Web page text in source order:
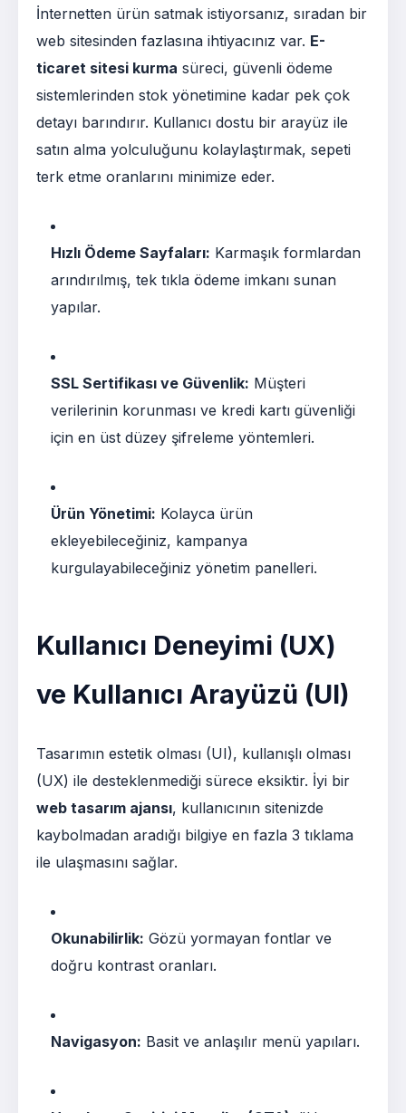
İnternetten ürün satmak istiyorsanız, sıradan bir
web sitesinden fazlasına ihtiyacınız var. E-
ticaret sitesi kurma süreci, güvenli ödeme
sistemlerinden stok yönetimine kadar pek çok
detayı barındırır. Kullanıcı dostu bir arayüz ile
satın alma yolculuğunu kolaylaştırmak, sepeti
terk etme oranlarını minimize eder.
Hızlı Ödeme Sayfaları: Karmaşık formlardan
arındırılmış, tek tıkla ödeme imkanı sunan
yapılar.
SSL Sertifikası ve Güvenlik: Müşteri
verilerinin korunması ve kredi kartı güvenliği
için en üst düzey şifreleme yöntemleri.
Ürün Yönetimi: Kolayca ürün
ekleyebileceğiniz, kampanya
kurgulayabileceğiniz yönetim panelleri.
Kullanıcı Deneyimi (UX)
ve Kullanıcı Arayüzü (UI)
Tasarımın estetik olması (UI), kullanışlı olması
(UX) ile desteklenmediği sürece eksiktir. İyi bir
web tasarım ajansı, kullanıcının sitenizde
kaybolmadan aradığı bilgiye en fazla 3 tıklama
ile ulaşmasını sağlar.
Okunabilirlik: Gözü yormayan fontlar ve
doğru kontrast oranları.
Navigasyon: Basit ve anlaşılır menü yapıları.